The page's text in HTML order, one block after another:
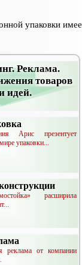
Реклама.
товаров
идей.
Арис презентует
упаковки...
расширила
реклама от компании
упаковки